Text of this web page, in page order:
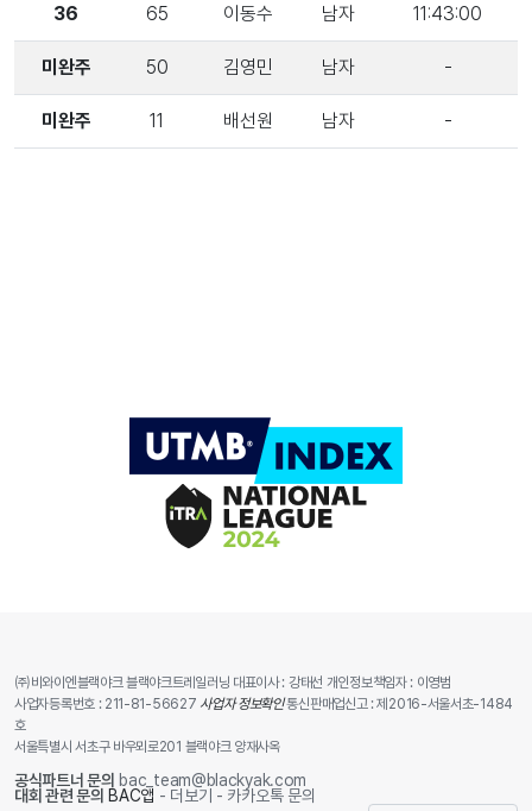
36 65 이동수 남자 11:43:00
미완주 50 김영민 남자 -
미완주 11 배선원 남자 -
㈜비와이엔블랙야크 블랙야크트레일러닝 대표이사 : 강태선 개인정보책임자 : 이영범
사업자등록번호 : 211-81-56627 사업자 정보확인통신판매업신고 : 제2016-서울서초-1484
호
서울특별시 서초구 바우뫼로201 블랙야크 양재사옥
공식파트너 문의 bac_team@blackyak.com
대회 관련 문의 BAC앱 - 더보기 - 카카오톡 문의